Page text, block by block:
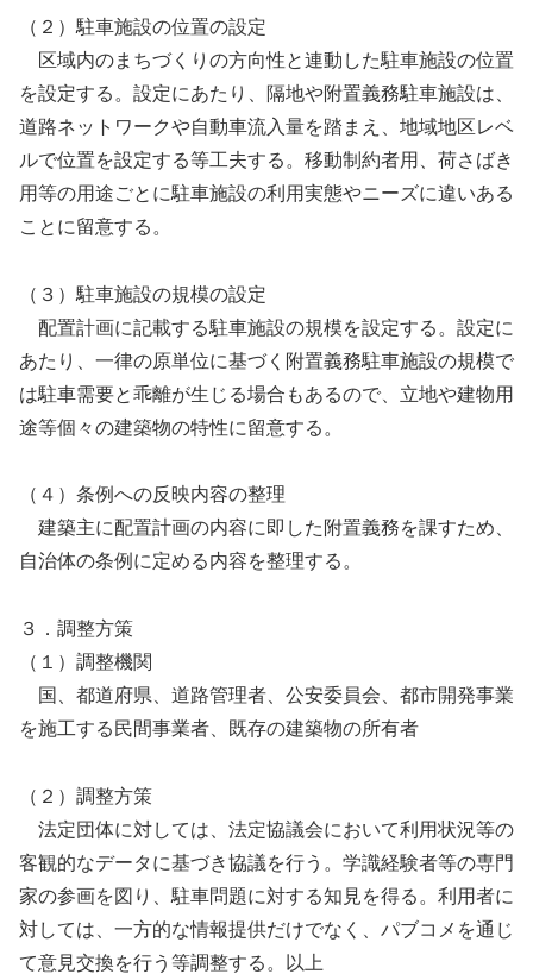
（２）駐車施設の位置の設定
区域内のまちづくりの方向性と連動した駐車施設の位置
を設定する。設定にあたり、隔地や附置義務駐車施設は、
道路ネットワークや自動車流入量を踏まえ、地域地区レベ
ルで位置を設定する等工夫する。移動制約者用、荷さばき
用等の用途ごとに駐車施設の利用実態やニーズに違いある
ことに留意する。
（３）駐車施設の規模の設定
配置計画に記載する駐車施設の規模を設定する。設定に
あたり、一律の原単位に基づく附置義務駐車施設の規模で
は駐車需要と乖離が生じる場合もあるので、立地や建物用
途等個々の建築物の特性に留意する。
（４）条例への反映内容の整理
建築主に配置計画の内容に即した附置義務を課すため、
自治体の条例に定める内容を整理する。
３．調整方策
（１）調整機関
国、都道府県、道路管理者、公安委員会、都市開発事業
を施工する民間事業者、既存の建築物の所有者
（２）調整方策
法定団体に対しては、法定協議会において利用状況等の
客観的なデータに基づき協議を行う。学識経験者等の専門
家の参画を図り、駐車問題に対する知見を得る。利用者に
対しては、一方的な情報提供だけでなく、パブコメを通じ
て意見交換を行う等調整する。以上